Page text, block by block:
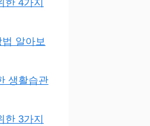
한 4가지
알아보
생활습관
한 3가지